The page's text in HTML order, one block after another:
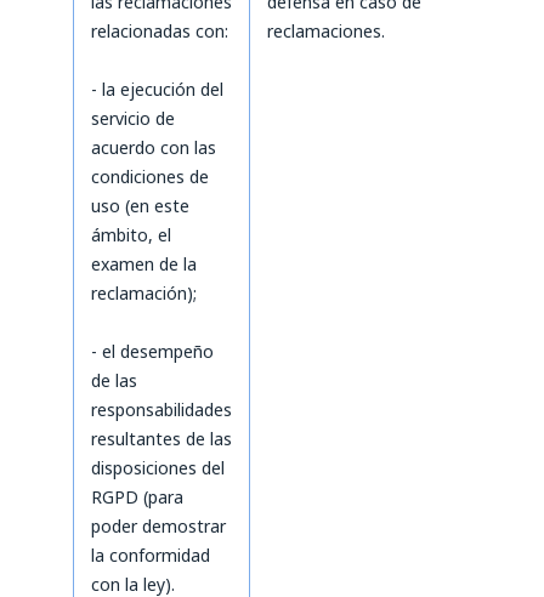
relacionadas con:
- la ejecución del
servicio de
acuerdo con las
condiciones de
uso (en este
ámbito, el
examen de la
reclamación);
- el desempeño
de las
responsabilidades
resultantes de las
disposiciones del
RGPD (para
poder demostrar
la conformidad
con la ley).
reclamaciones.